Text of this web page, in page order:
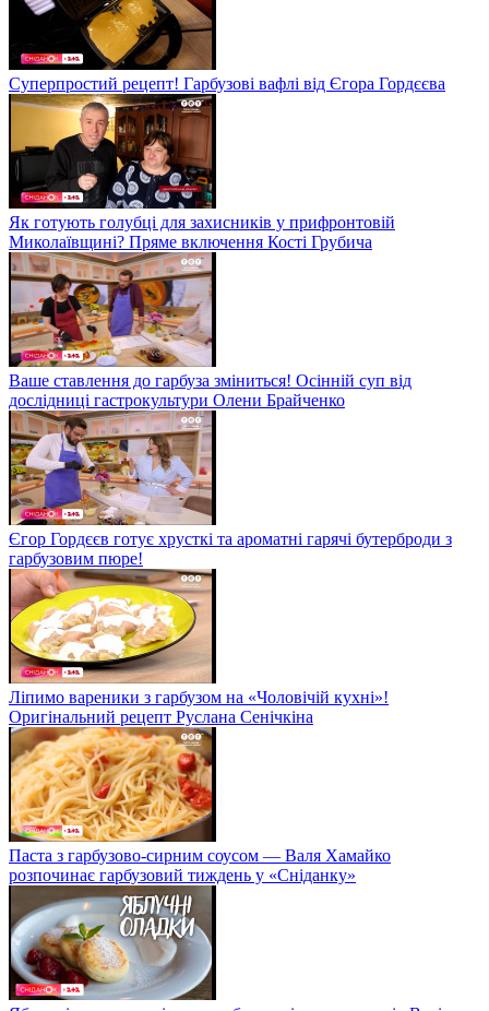
Суперпростий рецепт! Гарбузові вафлі від Єгора Гордєєва
Як готують голубці для захисників у прифронтовій
Миколаївщині? Пряме включення Кості Грубича
Ваше ставлення до гарбуза зміниться! Осінній суп від
дослідниці гастрокультури Олени Брайченко
Єгор Гордєєв готує хрусткі та ароматні гарячі бутерброди з
гарбузовим пюре!
Ліпимо вареники з гарбузом на «Чоловічій кухні»!
Оригінальний рецепт Руслана Сенічкіна
Паста з гарбузово-сирним соусом — Валя Хамайко
розпочинає гарбузовий тиждень у «Сніданку»